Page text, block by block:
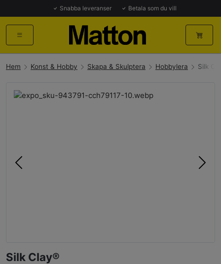
Snabba leveranser Betala som du vill
Hem Konst & Hobby Skapa & Skulptera Hobbylera Silk
Föregående Nästa
Silk Clay®